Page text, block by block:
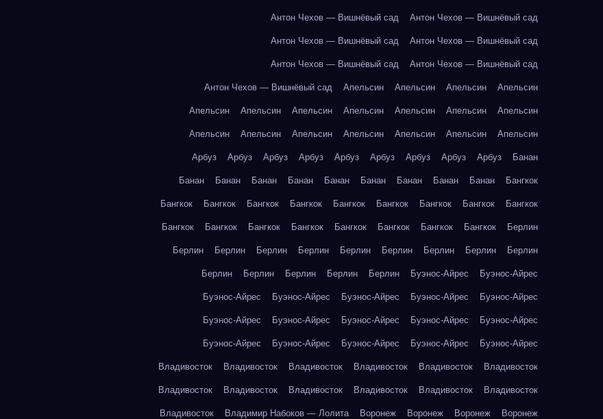
Антон Чехов — Вишнёвый сад Антон Чехов — Вишнёвый сад
Антон Чехов — Вишнёвый сад Антон Чехов — Вишнёвый сад
Антон Чехов — Вишнёвый сад Антон Чехов — Вишнёвый сад
Антон Чехов — Вишнёвый сад Апельсин Апельсин Апельсин Апельсин
Апельсин Апельсин Апельсин Апельсин Апельсин Апельсин Апельсин
Апельсин Апельсин Апельсин Апельсин Апельсин Апельсин Апельсин
Арбуз Арбуз Арбуз Арбуз Арбуз Арбуз Арбуз Арбуз Арбуз Банан
Банан Банан Банан Банан Банан Банан Банан Банан Банан Бангкок
Бангкок Бангкок Бангкок Бангкок Бангкок Бангкок Бангкок Бангкок Бангкок
Бангкок Бангкок Бангкок Бангкок Бангкок Бангкок Бангкок Бангкок Берлин
Берлин Берлин Берлин Берлин Берлин Берлин Берлин Берлин Берлин
Берлин Берлин Берлин Берлин Берлин Буэнос-Айрес Буэнос-Айрес
Буэнос-Айрес Буэнос-Айрес Буэнос-Айрес Буэнос-Айрес Буэнос-Айрес
Буэнос-Айрес Буэнос-Айрес Буэнос-Айрес Буэнос-Айрес Буэнос-Айрес
Буэнос-Айрес Буэнос-Айрес Буэнос-Айрес Буэнос-Айрес Буэнос-Айрес
Владивосток Владивосток Владивосток Владивосток Владивосток Владивосток
Владивосток Владивосток Владивосток Владивосток Владивосток Владивосток
Владивосток Владимир Набоков — Лолита Воронеж Воронеж Воронеж Воронеж